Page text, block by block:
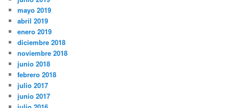
mayo 2019
abril 2019
enero 2019
diciembre 2018
noviembre 2018
junio 2018
febrero 2018
julio 2017
junio 2017